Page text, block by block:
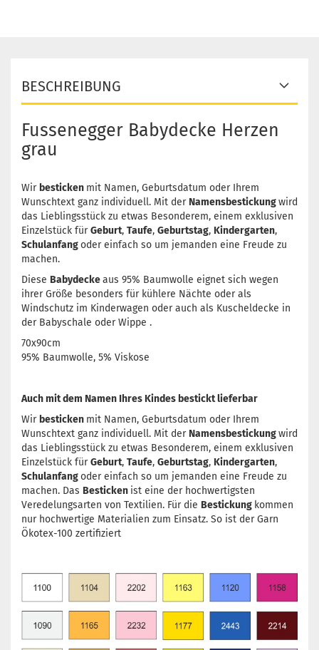
BESCHREIBUNG
Fussenegger Babydecke Herzen
grau
Wir besticken mit Namen, Geburtsdatum oder Ihrem
Wunschtext ganz individuell. Mit der Namensbestickungwird
das Lieblingsstück zu etwas Besonderem, einem exklusiven
Einzelstück fürGeburt, Taufe, Geburtstag, Kindergarten,
Schulanfangoder einfach so um jemanden eine Freude zu
machen.
Diese Babydeckeaus 95% Baumwolle eignet sich wegen
ihrer Größe besonders für kühlere Nächte oder als
Windschutz im Kinderwagen oder auch als Kuscheldecke in
der Babyschale oder Wippe .
70x90cm
95% Baumwolle, 5% Viskose
Auch mit dem Namen Ihres Kindes bestickt lieferbar
Wir besticken mit Namen, Geburtsdatum oder Ihrem
Wunschtext ganz individuell. Mit der Namensbestickungwird
das Lieblingsstück zu etwas Besonderem, einem exklusiven
Einzelstück fürGeburt, Taufe, Geburtstag, Kindergarten,
Schulanfangoder einfach so um jemanden eine Freude zu
machen. Das Besticken ist eine der hochwertigsten
Veredelungsarten von Textilien. Für die Bestickung kommen
nur hochwertige Materialien zum Einsatz. So ist der Garn
Ökotex-100 zertifiziert